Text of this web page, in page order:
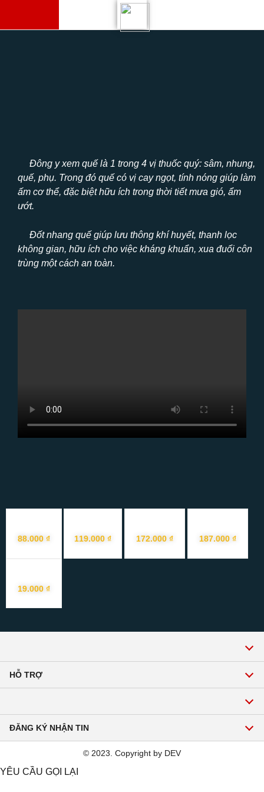
Đông y xem quế là 1 trong 4 vị thuốc quý: sâm, nhung,
quế, phụ. Trong đó quế có vị cay ngọt, tính nóng giúp làm
ấm cơ thể, đặc biệt hữu ích trong thời tiết mưa gió, ẩm
ướt.
Đốt nhang quế giúp lưu thông khí huyết, thanh lọc
không gian, hữu ích cho việc kháng khuẩn, xua đuổi côn
trùng một cách an toàn.
88.000 ₫ 119.000 ₫ 172.000 ₫ 187.000 ₫
19.000 ₫
HỖ TRỢ
Hotline:1900 2271
ĐĂNG KÝ NHẬN TIN
© 2023. Copyright by DEV
YÊU CẦU GỌI LẠI